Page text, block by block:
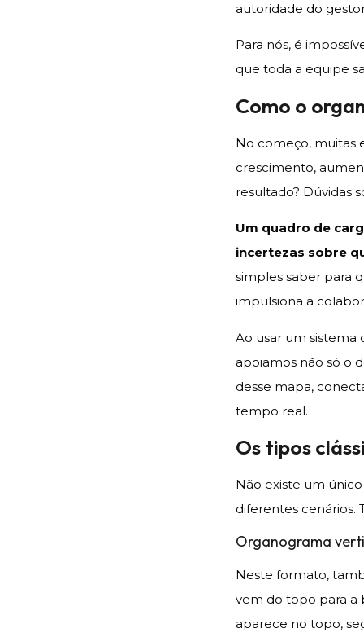
autoridade do
Para nós, é
que toda a equipe
Como o
No começo, muitas
crescimento,
resultado? Dúvidas
Um quadro de
incertezas sobre
simples saber para
impulsiona a
Ao usar um
apoiamos não só o
desse mapa,
tempo real.
Os tipos
Não existe um
diferentes cenários.
Organograma
Neste formato,
vem do topo para a
aparece no topo,